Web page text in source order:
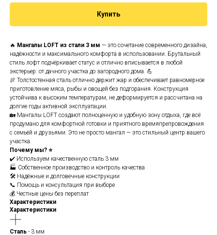
Купить
🔥 Мангалы LOFT из стали 3 мм — это сочетание современного дизайна,
надёжности и максимального комфорта в использовании. Брутальный
стиль лофт подчёркивает статус и отлично вписывается в любой
экстерьер: от дачного участка до загородного дома. 💪
🍖 Толстостенная сталь отлично держит жар и обеспечивает равномерное
приготовление мяса, рыбы и овощей без подгорания. Конструкция
устойчива к высоким температурам, не деформируется и рассчитана на
долгие годы активной эксплуатации.
🏡 Мангалы LOFT создают полноценную и удобную зону отдыха, где всё
продумано для комфортной готовки и приятного времяпрепровождения
с семьёй и друзьями. Это не просто мангал — это стильный центр вашего
участка.
Почему мы? ⭐
✔️ Используем качественную сталь 3 мм
🏭 Собственное производство и контроль качества
🛠️ Надёжные и долговечные конструкции
📞 Помощь и консультация при выборе
💰 Честные цены без переплат
Характеристики
Характеристики
Сталь - 3 мм